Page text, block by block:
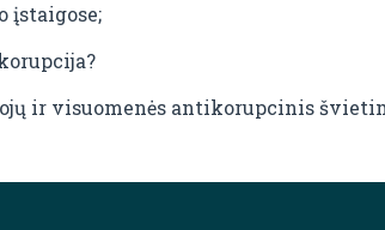
įstaigose;
ir visuomenės antikorupcinis